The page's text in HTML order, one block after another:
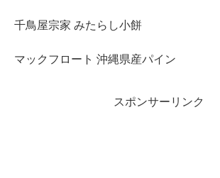
千鳥屋宗家 みたらし小餅
マックフロート 沖縄県産パイン
スポンサーリンク